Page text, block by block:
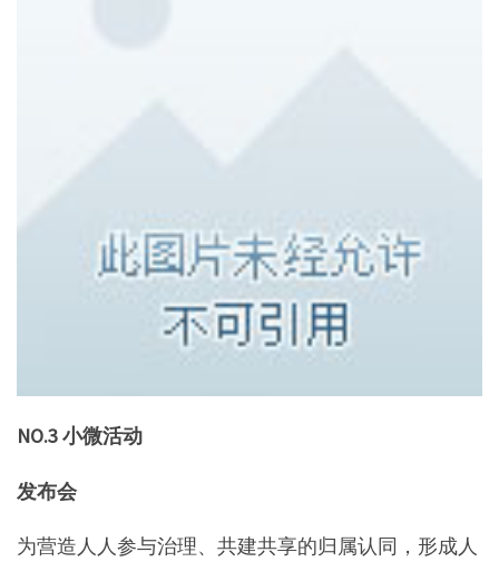
NO.3 小微活动
发布会
为营造人人参与治理、共建共享的归属认同，形成人